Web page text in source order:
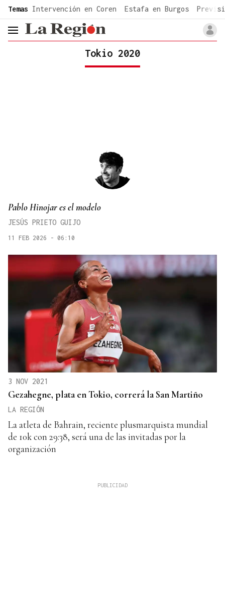
common.go-to-content
Temas Intervención en Coren Estafa en Burgos
header.menu.open
Tokio 2020
Pablo Hinojar es el modelo
JESÚS PRIETO GUIJO
11 FEB 2026 - 06:10
3 NOV 2021
Gezahegne, plata en Tokio, correrá la San Martiño
LA REGIÓN
La atleta de Bahrain, reciente plusmarquista mundial
de 10k con 29:38, será una de las invitadas por la
organización